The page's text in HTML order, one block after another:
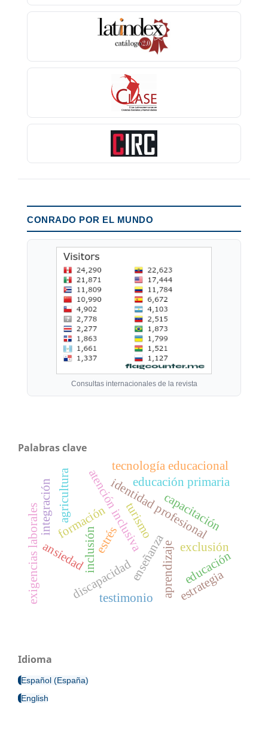
CONRADO POR EL MUNDO
Consultas internacionales de la revista
Palabras clave
formaciónatención inclusiva
identidad profesional
enseñanzaaprendizaje
inclusión exclusión
discapacidad
capacitación
tecnología educacional
estrés
ansiedad
exigencias laborales
agricultura turismo
educación primaria
educación
integración
estrategia
testimonio
Idioma
Español (España)
English